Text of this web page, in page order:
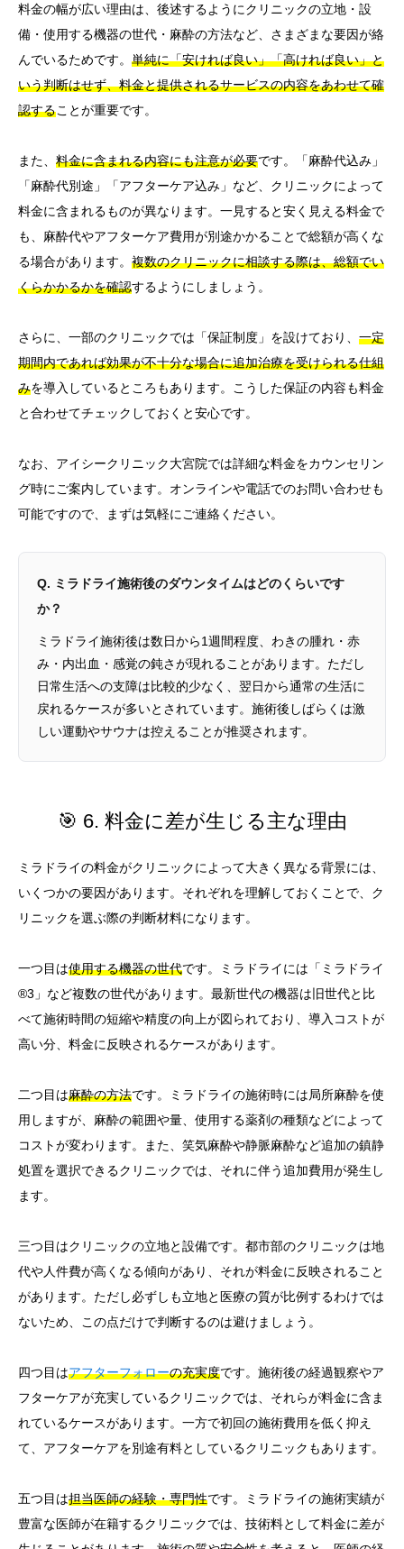
料金の幅が広い理由は、後述するようにクリニックの立地・設
備・使用する機器の世代・麻酔の方法など、さまざまな要因が絡
んでいるためです。 単純に「安ければ良い」「高ければ良い」と
いう判断はせず、料金と提供されるサービスの内容をあわせて確
認することが重要です。
また、 料金に含まれる内容にも注意が必要です。「麻酔代込み」
「麻酔代別途」「アフターケア込み」など、クリニックによって
料金に含まれるものが異なります。一見すると安く見える料金で
も、麻酔代やアフターケア費用が別途かかることで総額が高くな
る場合があります。 複数のクリニックに相談する際は、総額でい
くらかかるかを確認するようにしましょう。
さらに、一部のクリニックでは「保証制度」を設けており、 一定
期間内であれば効果が不十分な場合に追加治療を受けられる仕組
みを導入しているところもあります。こうした保証の内容も料金
と合わせてチェックしておくと安心です。
なお、アイシークリニック大宮院では詳細な料金をカウンセリン
グ時にご案内しています。オンラインや電話でのお問い合わせも
可能ですので、まずは気軽にご連絡ください。
Q. ミラドライ施術後のダウンタイムはどのくらいです
か？
ミラドライ施術後は数日から1週間程度、わきの腫れ・赤
み・内出血・感覚の鈍さが現れることがあります。ただし
日常生活への支障は比較的少なく、翌日から通常の生活に
戻れるケースが多いとされています。施術後しばらくは激
しい運動やサウナは控えることが推奨されます。
🎯 6. 料金に差が生じる主な理由
ミラドライの料金がクリニックによって大きく異なる背景には、
いくつかの要因があります。それぞれを理解しておくことで、ク
リニックを選ぶ際の判断材料になります。
一つ目は使用する機器の世代です。ミラドライには「ミラドライ
®3」など複数の世代があります。最新世代の機器は旧世代と比
べて施術時間の短縮や精度の向上が図られており、導入コストが
高い分、料金に反映されるケースがあります。
二つ目は麻酔の方法です。ミラドライの施術時には局所麻酔を使
用しますが、麻酔の範囲や量、使用する薬剤の種類などによって
コストが変わります。また、笑気麻酔や静脈麻酔など追加の鎮静
処置を選択できるクリニックでは、それに伴う追加費用が発生し
ます。
三つ目はクリニックの立地と設備です。都市部のクリニックは地
代や人件費が高くなる傾向があり、それが料金に反映されること
があります。ただし必ずしも立地と医療の質が比例するわけでは
ないため、この点だけで判断するのは避けましょう。
四つ目はアフターフォローの充実度です。施術後の経過観察やア
フターケアが充実しているクリニックでは、それらが料金に含ま
れているケースがあります。一方で初回の施術費用を低く抑え
て、アフターケアを別途有料としているクリニックもあります。
五つ目は担当医師の経験・専門性です。ミラドライの施術実績が
豊富な医師が在籍するクリニックでは、技術料として料金に差が